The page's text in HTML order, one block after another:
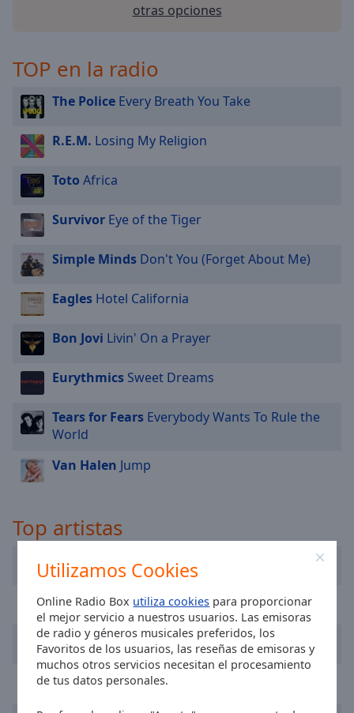
Utilizamos Cookies
Online Radio Box utiliza cookies para proporcionar
el mejor servicio a nuestros usuarios. Las emisoras
de radio y géneros musicales preferidos, los
Favoritos de los usuarios, las reseñas de emisoras y
muchos otros servicios necesitan el procesamiento
de tus datos personales.
Track
Picture-
in-
Picture
Fullscreen
This
window.
Beginning
dialog
window.
Escape
and
close
window.
Color
Opacity
Background
Opacity
otras opciones
TOP en la radio
The Police Every Breath You Take
R.E.M. Losing My Religion
Toto Africa
Survivor Eye of the Tiger
Simple Minds Don't You (Forget About Me)
Eagles Hotel California
Bon Jovi Livin' On a Prayer
Eurythmics Sweet Dreams
Tears for Fears Everybody Wants To Rule the
World
Van Halen Jump
Top artistas
Queen
U2
Rod Stewart
Bon Jovi